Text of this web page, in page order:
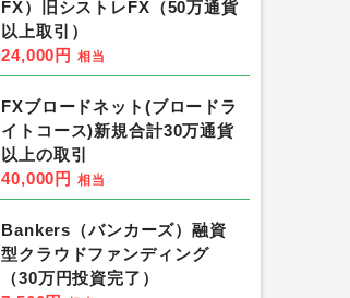
FX）旧シストレFX（50万通貨
以上取引）
24,000円 相当
FXブロードネット(ブロードラ
イトコース)新規合計30万通貨
以上の取引
40,000円 相当
Bankers（バンカーズ）融資
型クラウドファンディング
（30万円投資完了）